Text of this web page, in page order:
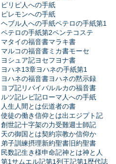
ピリピ人への手紙
ピレモンへの手紙
ヘブル人への手紙ペテロの手紙第1
ペテロの手紙第2ペンテコステ
マタイの福音書マラキ書
マルコの福音書ミカ書モーセ
ヨシュア記ヨセフヨナ書
ヨハネ13章ヨハネの手紙第1
ヨハネの福音書ヨハネの黙示録
ヨブ記リバイバルルカの福音書
ルツ記レビ記ローマ人への手紙
人生 人間とは伝道者の書
使徒の働き信仰とは出エジプト記
創世記十字架の力受難週士師記
天の御国とは契約宗教か信仰か
弟子訓練摂理新約聖書 旧約聖書
民数記生き様申命記神とは神と人
第1サムエル記第1列王記第1歴代誌